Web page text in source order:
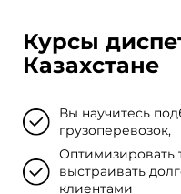
Курсы
Казахстане
Вы научитесь
грузоперевозок,
Оптимизировать
выстраивать
клиентами